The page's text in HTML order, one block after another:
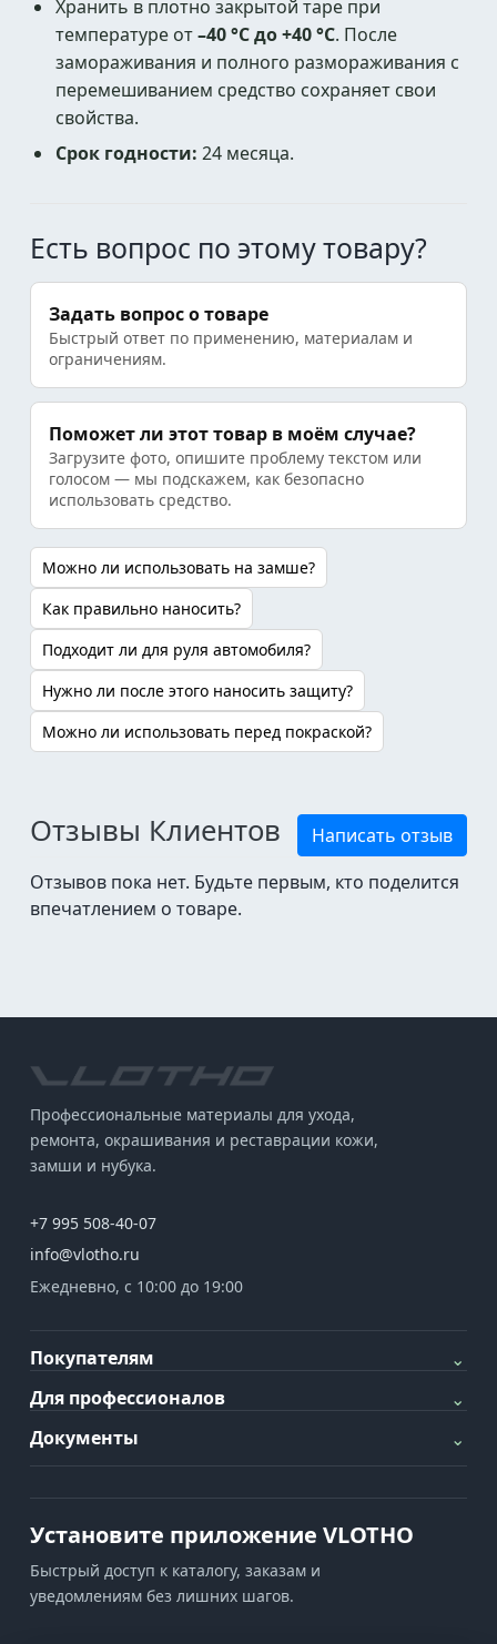
Хранить в плотно закрытой таре при
температуре от–40 °C до +40 °C. После
замораживания и полного размораживания с
перемешиванием средство сохраняет свои
свойства.
Срок годности: 24 месяца.
Есть вопрос по этому товару?
Задать вопрос о товаре
Быстрый ответ по применению, материалам и
ограничениям.
Поможет ли этот товар в моём случае?
Загрузите фото, опишите проблему текстом или
голосом — мы подскажем, как безопасно
использовать средство.
Можно ли использовать на замше?
Как правильно наносить?
Подходит ли для руля автомобиля?
Нужно ли после этого наносить защиту?
Можно ли использовать перед покраской?
Отзывы Клиентов
Написать отзыв
Отзывов пока нет. Будьте первым, кто поделится
впечатлением о товаре.
Профессиональные материалы для ухода,
ремонта, окрашивания и реставрации кожи,
замши и нубука.
+7 995 508-40-07
info@vlotho.ru
Ежедневно, с 10:00 до 19:00
Покупателям
⌄
Для профессионалов
⌄
Документы
⌄
Установите приложение VLOTHO
Быстрый доступ к каталогу, заказам и
уведомлениям без лишних шагов.